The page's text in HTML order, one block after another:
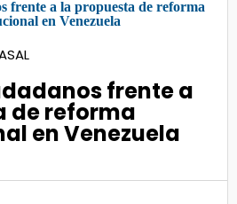
frente a
de reforma
en Venezuela